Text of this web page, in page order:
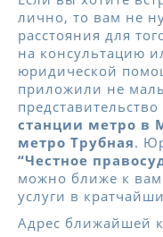
лично, то вам не
расстояния для
на консультацию
юридической
приложили не
станции метро в
метро Трубная.
“Честное
можно ближе к вам
услуги в
Адрес ближайшей